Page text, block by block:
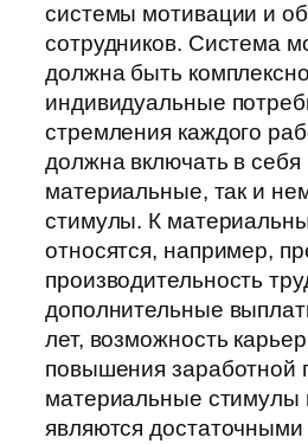
системы мотивации и
сотрудников. Система
должна быть
индивидуальные
стремления каждого
должна включать в себя
материальные, так и
стимулы. К
относятся, например,
производительность
дополнительные
лет, возможность
повышения заработной
материальные стимулы
являются достаточными